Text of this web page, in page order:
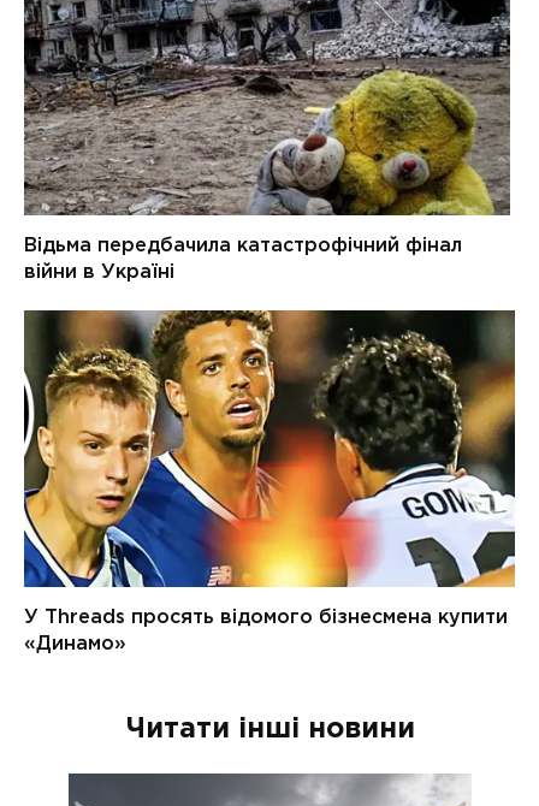
Читати інші новини